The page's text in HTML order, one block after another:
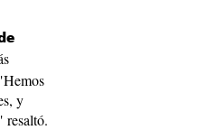
y
resaltó.